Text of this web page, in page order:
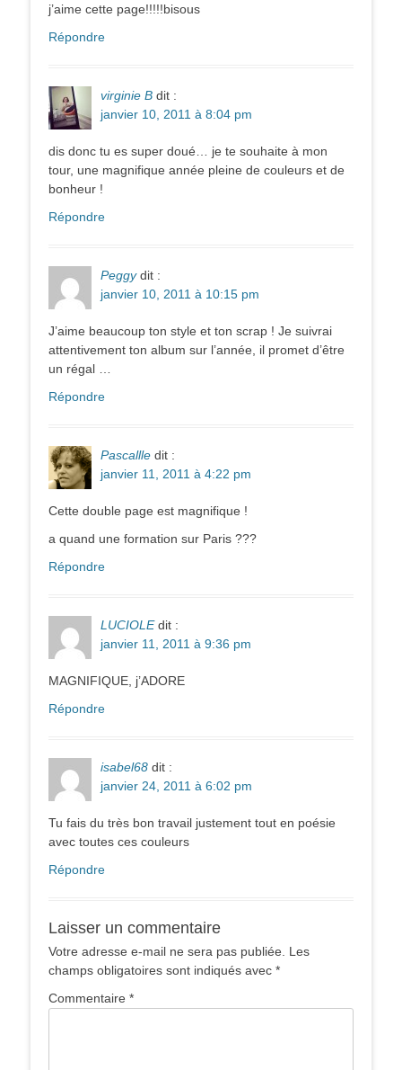
j’aime cette page!!!!!bisous
Répondre
virginie B dit :
janvier 10, 2011 à 8:04 pm
dis donc tu es super doué… je te souhaite à mon
tour, une magnifique année pleine de couleurs et de
bonheur !
Répondre
Peggy dit :
janvier 10, 2011 à 10:15 pm
J’aime beaucoup ton style et ton scrap ! Je suivrai
attentivement ton album sur l’année, il promet d’être
un régal …
Répondre
Pascallle dit :
janvier 11, 2011 à 4:22 pm
Cette double page est magnifique !
a quand une formation sur Paris ???
Répondre
LUCIOLE dit :
janvier 11, 2011 à 9:36 pm
MAGNIFIQUE, j’ADORE
Répondre
isabel68 dit :
janvier 24, 2011 à 6:02 pm
Tu fais du très bon travail justement tout en poésie
avec toutes ces couleurs
Répondre
Laisser un commentaire
Votre adresse e-mail ne sera pas publiée.
Les
champs obligatoires sont indiqués avec *
Commentaire *